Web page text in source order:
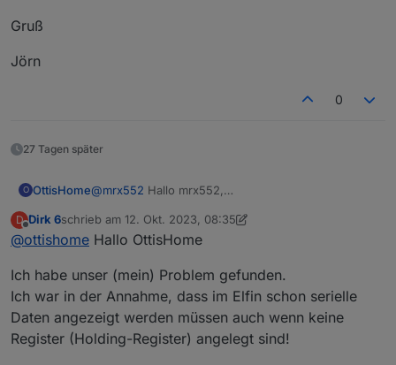
Gruß
Jörn
0
27 Tagen später
O OttisHome@mrx552 Hallo mrx552,
Ich habe seit Montag unseren FoxEss H3 am
laufen.
Daten in den IoBroker
Den Elfin ins Netzwerk zu integrieren war kein
Aber die Modbus Instanz bekommt keine Daten.
Ich vermute auch der Adapter erhält keine Daten
D
Offline
Dirk 6schrieb am 12. Okt. 2023, 08:35
zuletzt editiert von Dirk 6 10. Dez. 2023, 10:40
@ottishome Hallo OttisHome
Ich habe unser (mein) Problem gefunden.
Ich war in der Annahme, dass im Elfin schon serielle
Daten angezeigt werden müssen auch wenn keine
Register (Holding-Register) angelegt sind!